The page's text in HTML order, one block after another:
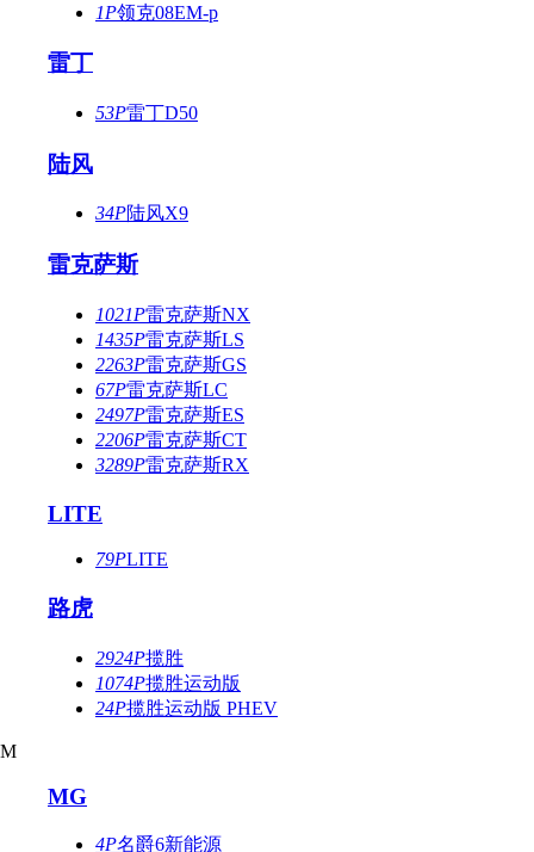
1P领克08EM-p
雷丁
53P雷丁D50
陆风
34P陆风X9
雷克萨斯
1021P雷克萨斯NX
1435P雷克萨斯LS
2263P雷克萨斯GS
67P雷克萨斯LC
2497P雷克萨斯ES
2206P雷克萨斯CT
3289P雷克萨斯RX
LITE
79PLITE
路虎
2924P揽胜
1074P揽胜运动版
24P揽胜运动版 PHEV
M
MG
4P名爵6新能源